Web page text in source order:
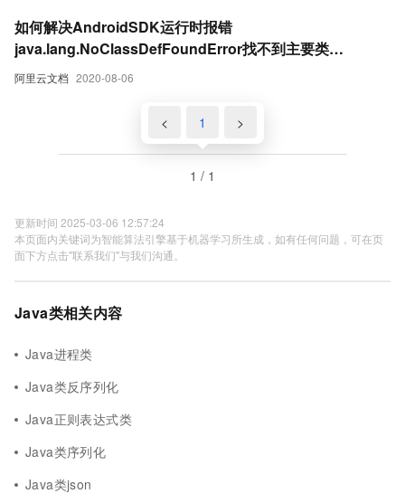
阿里云文档 2020-08-06
如何解决AndroidSDK运行时报错
java.lang.NoClassDefFoundError找不到主要类
PushServiceFactory
< 1 >
1 / 1
更新时间 2025-03-06 12:57:24
本页面内关键词为智能算法引擎基于机器学习所生成，如有任何问题，可在页
面下方点击"联系我们"与我们沟通。
Java类相关内容
Java进程类
Java类反序列化
Java正则表达式类
Java类序列化
Java类json